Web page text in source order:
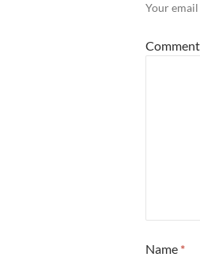
Your
Comment
Name *